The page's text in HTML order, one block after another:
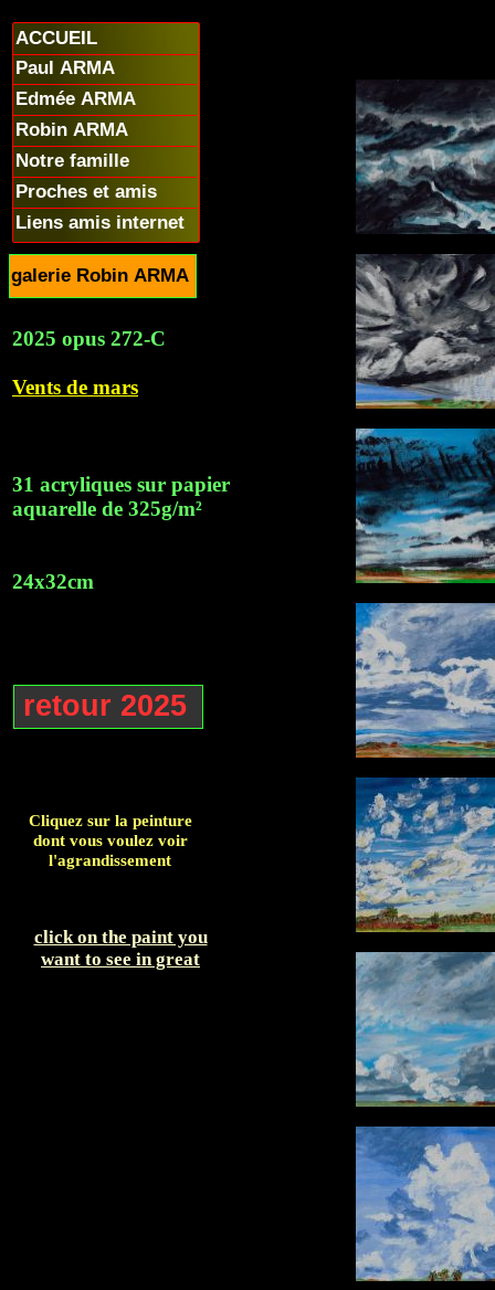
2025 opus 272-C
Vents de mars
31 acryliques sur papier
aquarelle de 325g/m²
24x32cm
click on the paint you
want to see in great
Cliquez sur la peinture
dont vous voulez voir
l'agrandissement
retour 2025
ACCUEIL
Paul ARMA
Edmée ARMA
Robin ARMA
Notre famille
Proches et amis
Liens amis internet
galerie Robin ARMA